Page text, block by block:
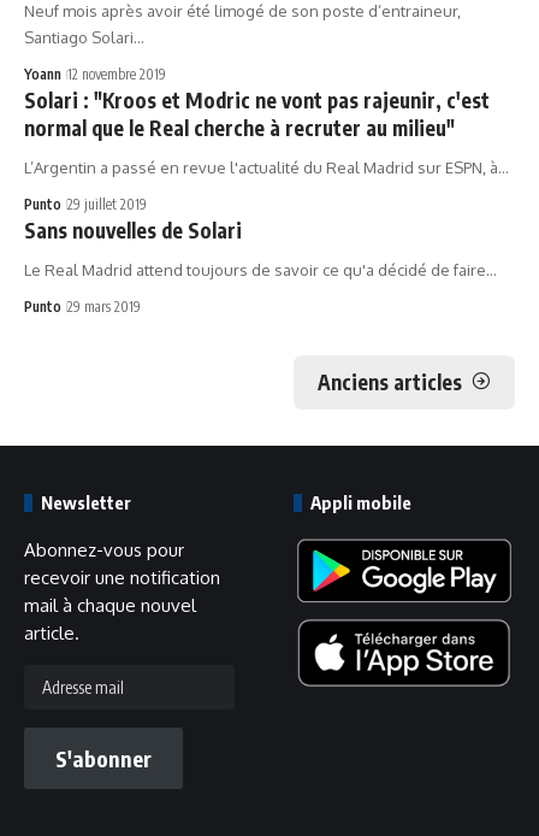
Neuf mois après avoir été limogé de son poste d’entraineur,
Santiago Solari…
Yoann 12 novembre 2019
Solari : "Kroos et Modric ne vont pas rajeunir, c'est
normal que le Real cherche à recruter au milieu"
L’Argentin a passé en revue l'actualité du Real Madrid sur ESPN, à…
Punto 29 juillet 2019
Sans nouvelles de Solari
Le Real Madrid attend toujours de savoir ce qu'a décidé de faire…
Punto 29 mars 2019
Anciens articles
Newsletter
Abonnez-vous pour
recevoir une notification
mail à chaque nouvel
article.
mail
S'abonner
Appli mobile